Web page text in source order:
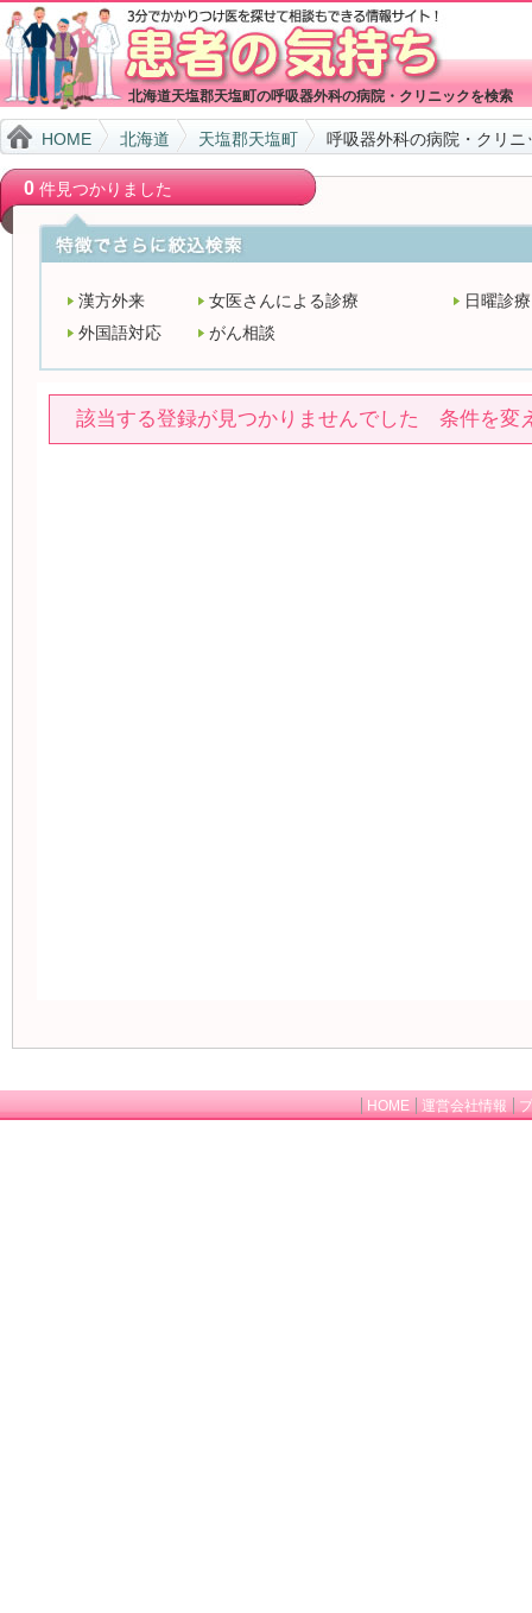
北海道天塩郡天塩町の呼吸器外科の病院・クリニックを検索
HOME 北海道 天塩郡天塩町 呼吸器外科の病院・クリ
0件見つかりました
漢方外来 女医さんによる診療
日曜診療
外国語対応
がん相談
該当する登録が見つかりませんでした 条件を
HOME 運営会社情報